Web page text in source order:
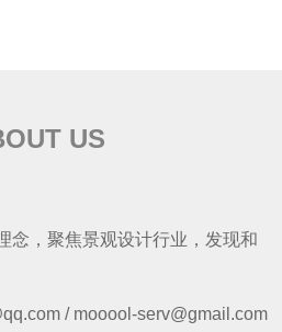
US
念，聚焦景观设计行业，发现和
/ mooool-serv@gmail.com